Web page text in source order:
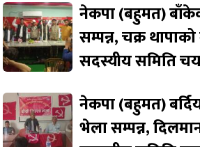
नेकपा (बहुमत)
सम्पन्न, चक्र
सदस्यीय समिति
नेकपा (बहुमत)
भेला सम्पन्न,